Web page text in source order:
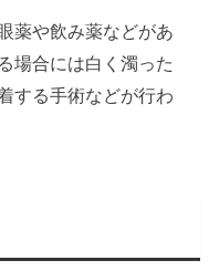
薬や飲み薬などがあ
場合には白く濁った
する手術などが行わ